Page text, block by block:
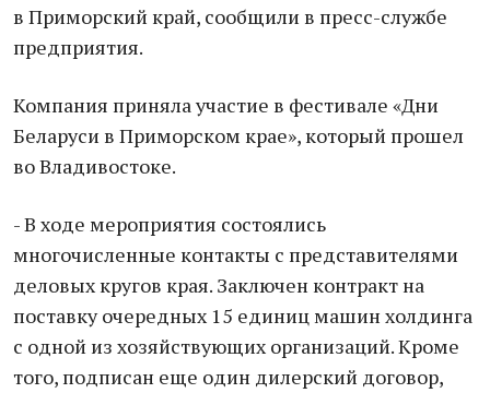
в Приморский край, сообщили в пресс-службе
предприятия.
Компания приняла участие в фестивале «Дни
Беларуси в Приморском крае», который прошел
во Владивостоке.
- В ходе мероприятия состоялись
многочисленные контакты с представителями
деловых кругов края. Заключен контракт на
поставку очередных 15 единиц машин холдинга
с одной из хозяйствующих организаций. Кроме
того, подписан еще один дилерский договор,